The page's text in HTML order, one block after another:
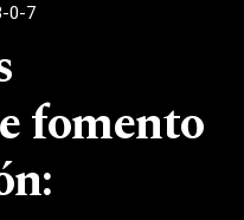
0-7
fomento